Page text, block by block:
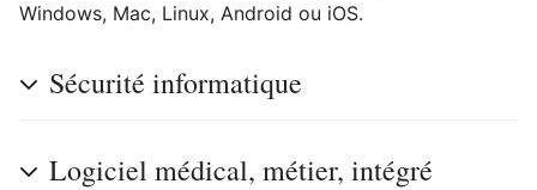
Windows, Mac, Linux, Android ou iOS.
Sécurité informatique
Logiciel médical, métier, intégré